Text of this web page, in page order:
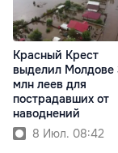
Красный Крест
выделил Молдове
млн леев для
пострадавших от
наводнений
8 Июл. 08:42